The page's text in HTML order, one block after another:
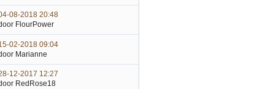
08-2018 20:48
FlourPower
02-2018 09:04
Marianne
12-2017 12:27
RedRose18